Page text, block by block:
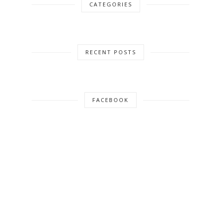
CATEGORIES
RECENT POSTS
FACEBOOK